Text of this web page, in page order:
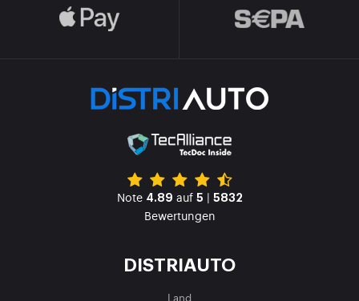
Note 4.89 auf 5 | 5832
Bewertungen
DISTRIAUTO
Land